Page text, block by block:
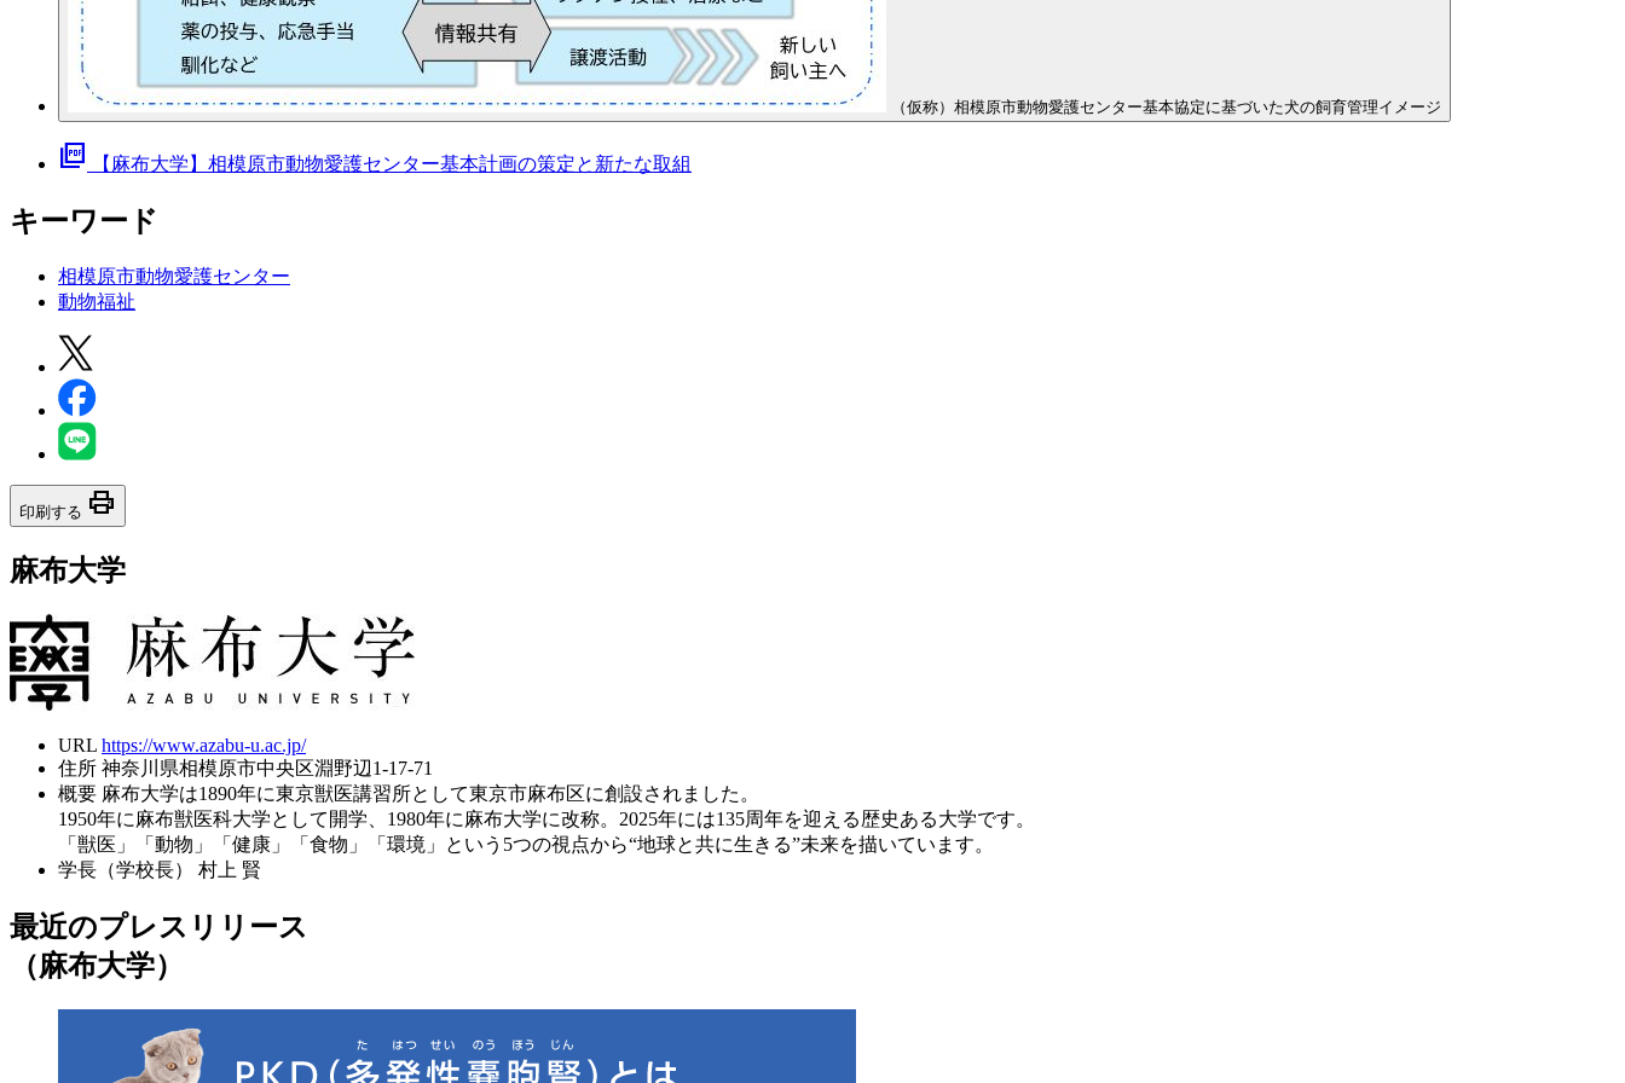
（仮称）相模原市動物愛護センター基本協定に基づいた犬の飼育管理イメージ
picture_as_pdf 【麻布大学】相模原市動物愛護センター基本計画の策定と新たな取組
キーワード
相模原市動物愛護センター
動物福祉
印刷する print
麻布大学
URL https://www.azabu-u.ac.jp/
住所 神奈川県相模原市中央区淵野辺1-17-71
概要 麻布大学は1890年に東京獣医講習所として東京市麻布区に創設されました。
1950年に麻布獣医科大学として開学、1980年に麻布大学に改称。2025年には135周年を迎える歴史ある大学です。
「獣医」「動物」「健康」「食物」「環境」という5つの視点から“地球と共に生きる”未来を描いています。
学長（学校長）
村上 賢
最近のプレスリリース
（麻布大学）